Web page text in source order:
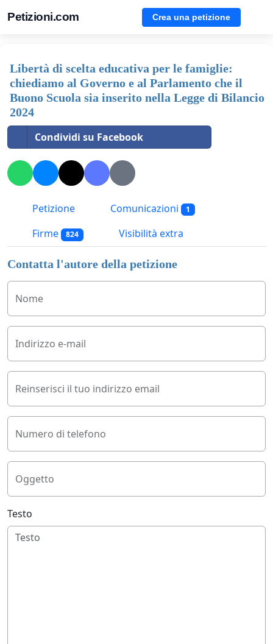
Petizioni.com Crea una petizione
Libertà di scelta educativa per le famiglie:
chiediamo al Governo e al Parlamento che il
Buono Scuola sia inserito nella Legge di Bilancio
2024
Condividi su Facebook
Petizione Comunicazioni 1
Firme 824 Visibilità extra
Contatta l'autore della petizione
Nome
Indirizzo e-mail
Reinserisci il tuo indirizzo email
Numero di telefono
Oggetto
Testo